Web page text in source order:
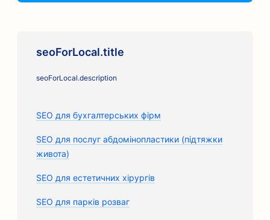
seoForLocal.title
seoForLocal.description
SEO для бухгалтерських фірм
SEO для послуг абдомінопластики (підтяжки
живота)
SEO для естетичних хірургів
SEO для парків розваг